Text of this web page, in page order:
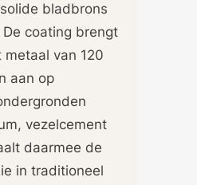
bladbrons
coating brengt
metaal van 120
aan op
vezelcement
daarmee de
in traditioneel